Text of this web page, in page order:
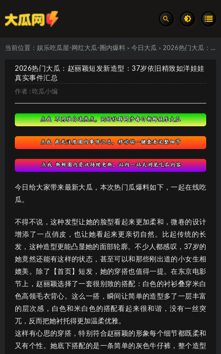
当前位置： 娱乐吃瓜屋-网红大瓜-圈内爆料 > 今日大瓜 > 2026热门大瓜：赵丽颖短发新造型：37岁依旧精致如洋娃娃 真实事件汇总
2026热门大瓜：赵丽颖短发新造型：37岁依旧精致如洋娃娃
真实事件汇总
作者 : 吃瓜小编
今日给大家带来最新大瓜，本次热门瓜爆料如下，一起在线吃
瓜。
不得不说，这种发型让她的脸型看起来更加柔和，微卷的设计
增添了一点俏皮，也让她看起来更亲切自然。比起传统的长
发，这种造型更能凸显她的面部轮廓。不少人都感叹，37岁的
她竟然还能有这样的状态，甚至可以和那些刚出道的小女生相
媲美。除了【首页】短发，她的穿搭也值得一提。在东京电影
节上，赵丽颖选择了一套很别致的搭配：白色的衬衫叠穿米白
色高领毛衣背心。这么一搭，瞬间让简单的造型多了一层丰富
的层次感，白色和米白色的搭配看起来很和谐，没有一丝突
兀，反而把她衬托得更加温柔优雅。
这样有心思的穿搭，特别符合赵丽颖的形象每个细节都既柔和
又有个性。她底下搭配的是一条简单的灰色牛仔裤，整个造型